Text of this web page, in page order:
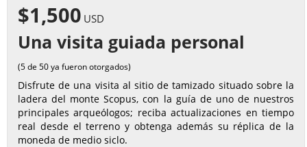
$1,500 USD
Una visita guiada personal
(5 de 50 ya fueron otorgados)
Disfrute de una visita al sitio de tamizado situado sobre la
ladera del monte Scopus, con la guía de uno de nuestros
principales arqueólogos; reciba actualizaciones en tiempo
real desde el terreno y obtenga además su réplica de la
moneda de medio siclo.